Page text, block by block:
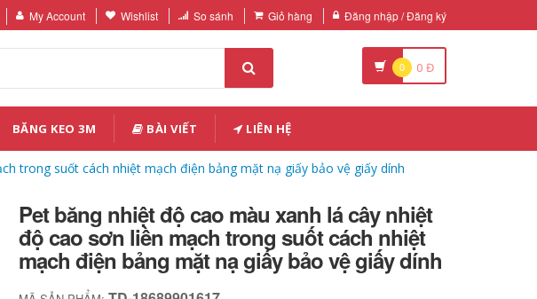
My Account Wishlist So sánh Giỏ hàng Đăng nhập / Đăng ký
0 0 Đ
BĂNG KEO 3M BÀI VIẾT LIÊN HỆ
trong suốt cách nhiệt mạch điện bảng mặt nạ giấy bảo vệ giấy dính
Pet băng nhiệt độ cao màu xanh lá cây nhiệt
độ cao sơn liền mạch trong suốt cách nhiệt
mạch điện bảng mặt nạ giấy bảo vệ giấy dính